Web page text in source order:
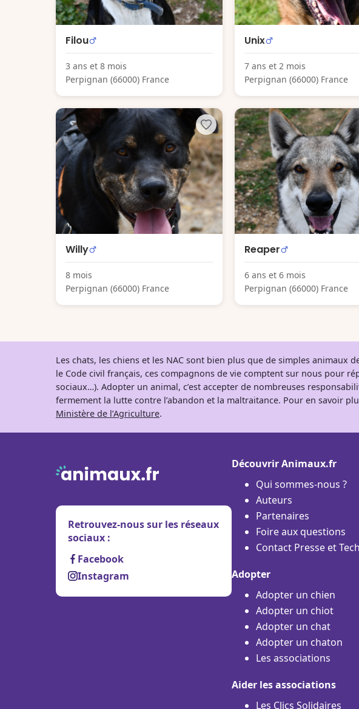
Filou
3 ans et 8 mois
Perpignan (66000) France
Unix
7 ans et 2 mois
Perpignan (66000) France
Willy
8 mois
Perpignan (66000) France
Reaper
6 ans et 6 mois
Perpignan (66000) France
Les chats, les chiens et les NAC sont bien plus que de simples animaux
le Code civil français, ces compagnons de vie comptent sur nous pour
sociaux…). Adopter un animal, c’est accepter de nombreuses
fermement la lutte contre l’abandon et la maltraitance. Pour en savoir
Ministère de l’Agriculture.
Retrouvez-nous sur les réseaux
sociaux :
Facebook
Instagram
Découvrir Animaux.fr
Qui sommes-nous ?
Auteurs
Partenaires
Foire aux questions
Contact Presse et
Adopter
Adopter un chien
Adopter un chiot
Adopter un chat
Adopter un chaton
Les associations
Aider les associations
Les Clics Solidaires